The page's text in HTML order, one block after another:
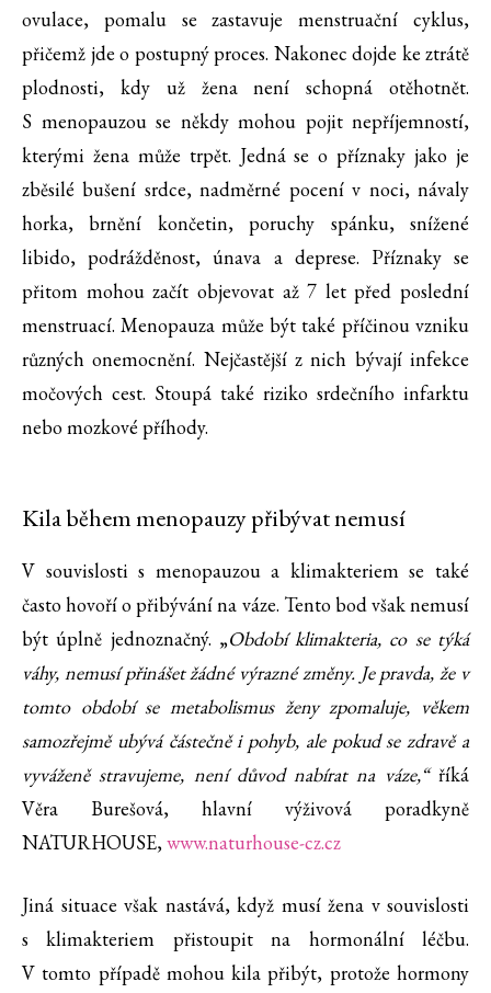
ovulace, pomalu se zastavuje menstruační cyklus,
přičemž jde o postupný proces. Nakonec dojde ke ztrátě
plodnosti, kdy už žena není schopná otěhotnět.
S menopauzou se někdy mohou pojit nepříjemností,
kterými žena může trpět. Jedná se o příznaky jako je
zběsilé bušení srdce, nadměrné pocení v noci, návaly
horka, brnění končetin, poruchy spánku, snížené
libido, podrážděnost, únava a deprese. Příznaky se
přitom mohou začít objevovat až 7 let před poslední
menstruací. Menopauza může být také příčinou vzniku
různých onemocnění. Nejčastější z nich bývají infekce
močových cest. Stoupá také riziko srdečního infarktu
nebo mozkové příhody.
Kila během menopauzy přibývat nemusí
V souvislosti s menopauzou a klimakteriem se také
často hovoří o přibývání na váze. Tento bod však nemusí
být úplně jednoznačný. „Období klimakteria, co se týká
váhy, nemusí přinášet žádné výrazné změny. Je pravda, že v
tomto období se metabolismus ženy zpomaluje, věkem
samozřejmě ubývá částečně i pohyb, ale pokud se zdravě a
vyváženě stravujeme, není důvod nabírat na váze,“říká
Věra Burešová, hlavní výživová poradkyně
NATURHOUSE,www.naturhouse-cz.cz
Jiná situace však nastává, když musí žena v souvislosti
s klimakteriem přistoupit na hormonální léčbu.
V tomto případě mohou kila přibýt, protože hormony